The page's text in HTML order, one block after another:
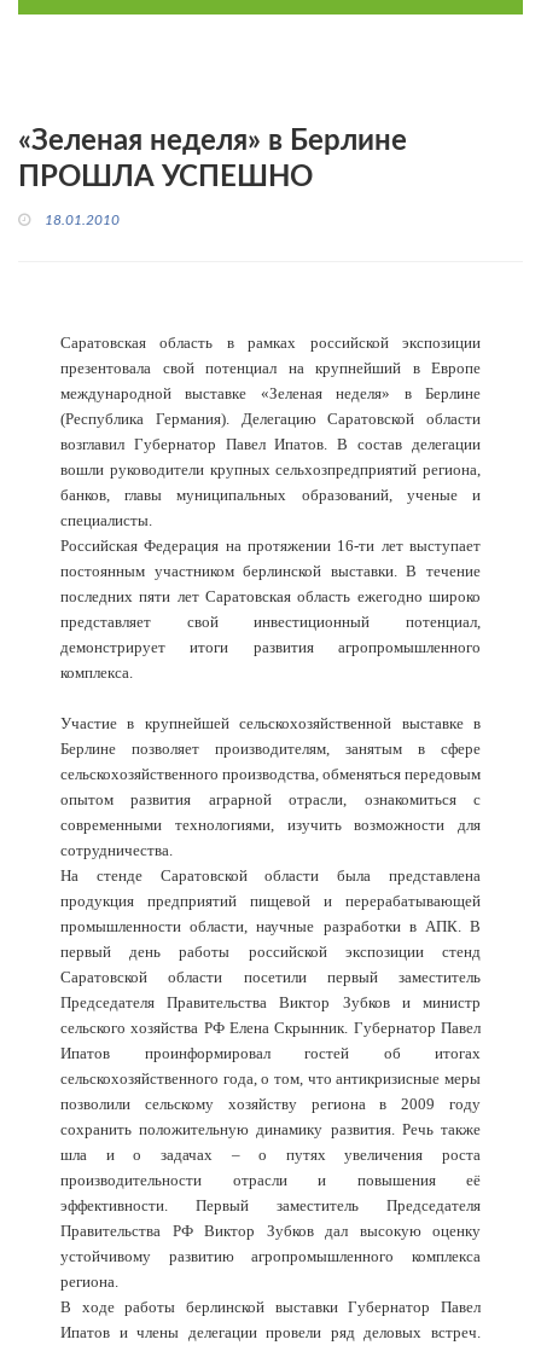
«Зеленая неделя» в Берлине
ПРОШЛА УСПЕШНО
18.01.2010
Саратовская область в рамках российской экспозиции
презентовала свой потенциал на крупнейший в Европе
международной выставке «Зеленая неделя» в Берлине
(Республика Германия). Делегацию Саратовской области
возглавил Губернатор Павел Ипатов. В состав делегации
вошли руководители крупных сельхозпредприятий региона,
банков, главы муниципальных образований, ученые и
специалисты.
Российская Федерация на протяжении 16-ти лет выступает
постоянным участником берлинской выставки. В течение
последних пяти лет Саратовская область ежегодно широко
представляет свой инвестиционный потенциал,
демонстрирует итоги развития агропромышленного
комплекса.
Участие в крупнейшей сельскохозяйственной выставке в
Берлине позволяет производителям, занятым в сфере
сельскохозяйственного производства, обменяться передовым
опытом развития аграрной отрасли, ознакомиться с
современными технологиями, изучить возможности для
сотрудничества.
На стенде Саратовской области была представлена
продукция предприятий пищевой и перерабатывающей
промышленности области, научные разработки в АПК. В
первый день работы российской экспозиции стенд
Саратовской области посетили первый заместитель
Председателя Правительства Виктор Зубков и министр
сельского хозяйства РФ Елена Скрынник. Губернатор Павел
Ипатов проинформировал гостей об итогах
сельскохозяйственного года, о том, что антикризисные меры
позволили сельскому хозяйству региона в 2009 году
сохранить положительную динамику развития. Речь также
шла и о задачах – о путях увеличения роста
производительности отрасли и повышения её
эффективности. Первый заместитель Председателя
Правительства РФ Виктор Зубков дал высокую оценку
устойчивому развитию агропромышленного комплекса
региона.
В ходе работы берлинской выставки Губернатор Павел
Ипатов и члены делегации провели ряд деловых встреч.